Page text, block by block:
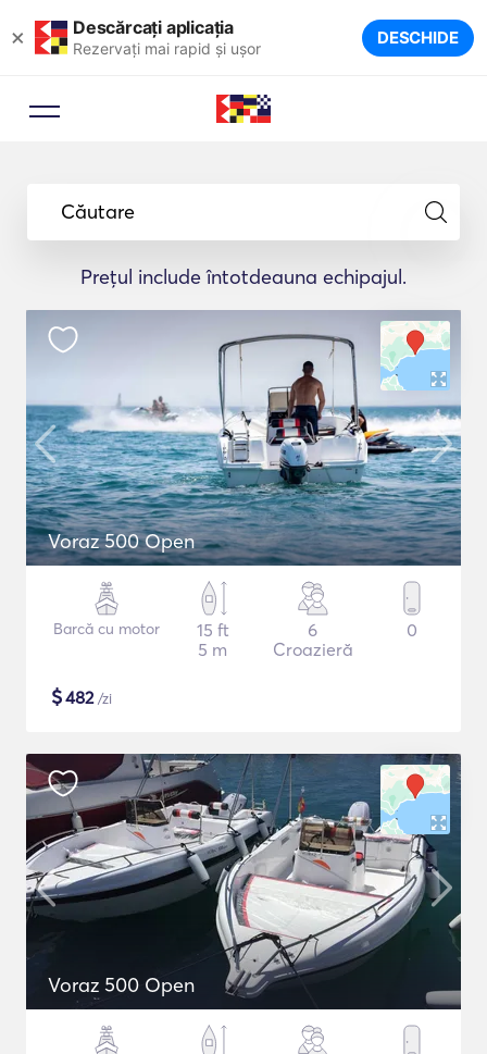
× Descărcați aplicația
Rezervați mai rapid și ușor DESCHIDE
Căutare
Prețul include întotdeauna echipajul.
Voraz 500 Open
Barcă cu motor
15 ft
5 m
6
Croazieră
0
$482/zi
Voraz 500 Open